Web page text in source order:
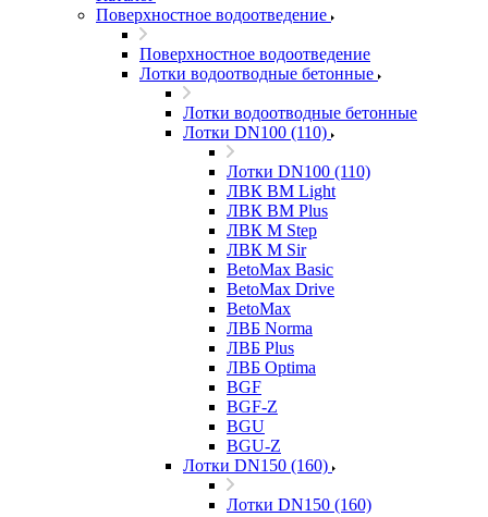
Поверхностное водоотведение
Поверхностное водоотведение
Лотки водоотводные бетонные
Лотки водоотводные бетонные
Лотки DN100 (110)
Лотки DN100 (110)
ЛВК ВМ Light
ЛВК ВМ Plus
ЛВК М Step
ЛВК М Sir
BetoMax Basic
BetoMax Drive
BetoMax
ЛВБ Norma
ЛВБ Plus
ЛВБ Optima
BGF
BGF-Z
BGU
BGU-Z
Лотки DN150 (160)
Лотки DN150 (160)